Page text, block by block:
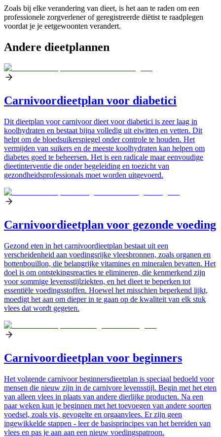
Zoals bij elke verandering van dieet, is het aan te raden om een
professionele zorgverlener of geregistreerde diëtist te raadplegen
voordat je je eetgewoonten verandert.
Andere dieetplannen
Carnivoordieetplan voor diabetici
Dit dieetplan voor carnivoor dieet voor diabetici is zeer laag in
koolhydraten en bestaat bijna volledig uit eiwitten en vetten. Dit
helpt om de bloedsuikerspiegel onder controle te houden. Het
vermijden van suikers en de meeste koolhydraten kan helpen om
diabetes goed te beheersen. Het is een radicale maar eenvoudige
dieetinterventie die onder begeleiding en toezicht van
gezondheidsprofessionals moet worden uitgevoerd.
Carnivoordieetplan voor gezonde voeding
Gezond eten in het carnivoordieetplan bestaat uit een
verscheidenheid aan voedingsrijke vleesbronnen, zoals organen en
bottenbouillon, die belangrijke vitamines en mineralen bevatten. Het
doel is om ontstekingsreacties te elimineren, die kenmerkend zijn
voor sommige levensstijlziekten, en het dieet te beperken tot
essentiële voedingsstoffen. Hoewel het misschien beperkend lijkt,
moedigt het aan om dieper in te gaan op de kwaliteit van elk stuk
vlees dat wordt gegeten.
Carnivoordieetplan voor beginners
Het volgende carnivoor beginnersdieetplan is speciaal bedoeld voor
mensen die nieuw zijn in de carnivore levensstijl. Begin met het eten
van alleen vlees in plaats van andere dierlijke producten. Na een
paar weken kun je beginnen met het toevoegen van andere soorten
voedsel, zoals vis, gevogelte en orgaanvlees. Er zijn geen
ingewikkelde stappen - leer de basisprincipes van het bereiden van
vlees en pas je aan aan een nieuw voedingspatroon.